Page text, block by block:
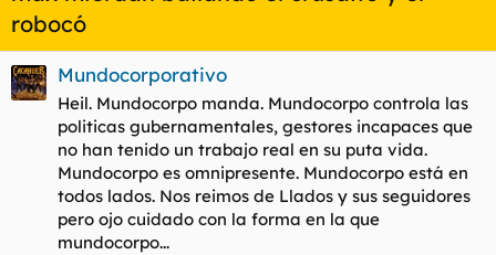
robocó
Mundocorporativo
Heil. Mundocorpo manda. Mundocorpo controla las
politicas gubernamentales, gestores incapaces que
no han tenido un trabajo real en su puta vida.
Mundocorpo es omnipresente. Mundocorpo está en
todos lados. Nos reimos de Llados y sus seguidores
pero ojo cuidado con la forma en la que
mundocorpo...